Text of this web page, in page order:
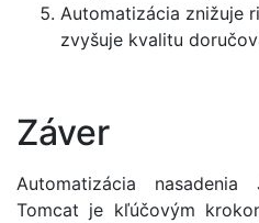
Automatizácia znižuje
zvyšuje kvalitu
Záver
Automatizácia
Tomcat je kľúčovým